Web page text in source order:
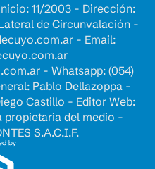
11/2003 - Dirección:
de Circunvalación -
- Email:
- Whatsapp: (054)
Pablo Dellazoppa -
Castillo - Editor Web:
propietaria del medio -
S.A.C.I.F.